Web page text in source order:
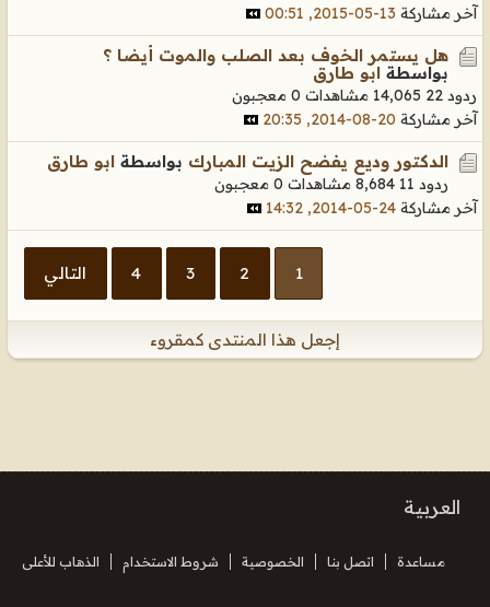
آخر مشاركة 13-05-2015, 00:51
هل يستمر الخوف بعد الصلب والموت أيضا ؟
بواسطة ابو طارق
ردود 22 14,065 مشاهدات
0 معجبون
آخر مشاركة 20-08-2014, 20:35
الدكتور وديع يفضح الزيت المبارك بواسطة ابو طارق
ردود 11 8,684 مشاهدات
0 معجبون
آخر مشاركة 24-05-2014, 14:32
1
2
3
4 التالي
إجعل هذا المنتدى كمقروء
العربية
مساعدة اتصل بنا الخصوصية شروط الاستخدام الذهاب للأعلى